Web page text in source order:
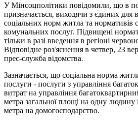
У Мінсоцполітики повідомили, що в
призначається, виходячи з єдиних для
соціальних норм житла та
комунальних послуг. Підвищені
тільки в разі введення в регіоні
Відповідне роз'яснення в четвер, 23
прес-служба відомства.
Зазначається, що соціальна норма
послуги - послуги з управління
витрат на управління
метра загальної площі на одну людину
метра на домогосподарство.